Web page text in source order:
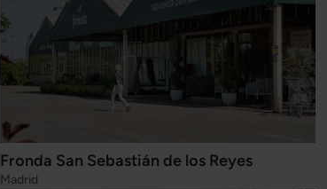
Fronda San Sebastián de los Reyes
Madrid